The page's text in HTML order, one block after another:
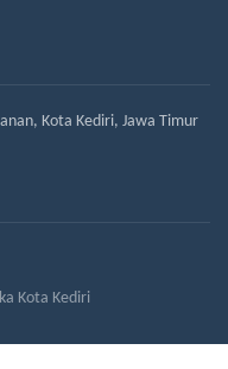
Kota Kediri, Jawa Timur
Kota Kediri